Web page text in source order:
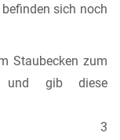
sich noch
Staubecken zum
gib diese
3